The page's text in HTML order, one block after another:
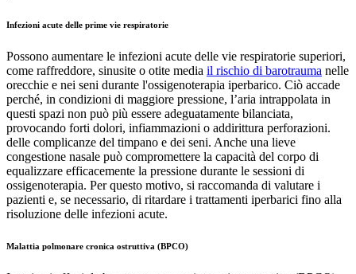
Infezioni acute delle prime vie respiratorie
Possono aumentare le infezioni acute delle vie respiratorie superiori,
come raffreddore, sinusite o otite media il rischio di barotrauma nelle
orecchie e nei seni durante l'ossigenoterapia iperbarico. Ciò accade
perché, in condizioni di maggiore pressione, l’aria intrappolata in
questi spazi non può più essere adeguatamente bilanciata,
provocando forti dolori, infiammazioni o addirittura perforazioni.
delle complicanze del timpano e dei seni. Anche una lieve
congestione nasale può compromettere la capacità del corpo di
equalizzare efficacemente la pressione durante le sessioni di
ossigenoterapia. Per questo motivo, si raccomanda di valutare i
pazienti e, se necessario, di ritardare i trattamenti iperbarici fino alla
risoluzione delle infezioni acute.
Malattia polmonare cronica ostruttiva (BPCO)